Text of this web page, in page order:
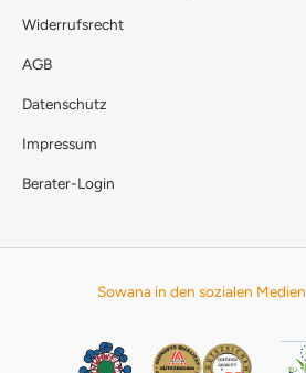
Widerrufsrecht
AGB
Datenschutz
Impressum
Berater-Login
Sowana in den sozialen Medien